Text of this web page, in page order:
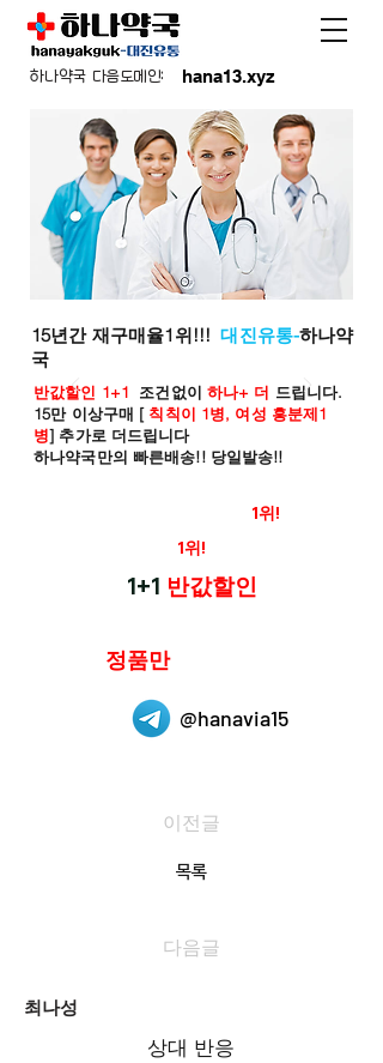
hana13.xyz
하나약국 다음도메인:
15년간 재구매율1위!!!대진유통-하나약
국
반값할인 1+1 조건없이 하나+ 더 드립니다.
15만 이상구매 [ 칙칙이 1병, 여성 흥분제1
병] 추가로 더드립니다
하나약국만의 빠른배송!! 당일발송!!
1위!
1위!
1+1 반값할인
정품만
@hanavia15
이전글
목록
다음글
최나성
상대 반응